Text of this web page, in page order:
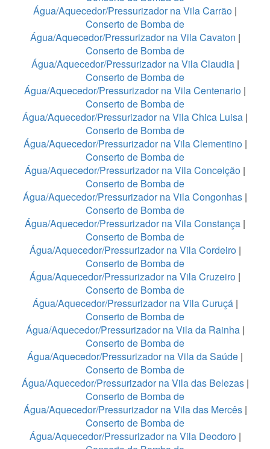
Água/Aquecedor/Pressurizador na Vila Carrão |
Conserto de Bomba de
Água/Aquecedor/Pressurizador na Vila Cavaton |
Conserto de Bomba de
Água/Aquecedor/Pressurizador na Vila Claudia|
Conserto de Bomba de
Água/Aquecedor/Pressurizador na Vila Centenario |
Conserto de Bomba de
Água/Aquecedor/Pressurizador na Vila Chica Luisa |
Conserto de Bomba de
Água/Aquecedor/Pressurizador na Vila Clementino|
Conserto de Bomba de
Água/Aquecedor/Pressurizador na Vila Conceição |
Conserto de Bomba de
Água/Aquecedor/Pressurizador na Vila Congonhas |
Conserto de Bomba de
Água/Aquecedor/Pressurizador na Vila Constança |
Conserto de Bomba de
Água/Aquecedor/Pressurizador na Vila Cordeiro|
Conserto de Bomba de
Água/Aquecedor/Pressurizador na Vila Cruzeiro |
Conserto de Bomba de
Água/Aquecedor/Pressurizador na Vila Curuçá |
Conserto de Bomba de
Água/Aquecedor/Pressurizador na Vila da Rainha |
Conserto de Bomba de
Água/Aquecedor/Pressurizador na Vila da Saúde |
Conserto de Bomba de
Água/Aquecedor/Pressurizador na Vila das Belezas|
Conserto de Bomba de
Água/Aquecedor/Pressurizador na Vila das Mercês|
Conserto de Bomba de
Água/Aquecedor/Pressurizador na Vila Deodoro|